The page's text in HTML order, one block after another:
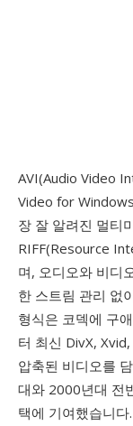
AVI(Audio Video
Video for
장 잘 알려진 멀티
RIFF(Resource
며, 오디오와 비디
한 스트림 관리 없
형식은 코덱에 구
터 최신 DivX,
압축된 비디오를
대와 2000년대 전
택에 기여했습니